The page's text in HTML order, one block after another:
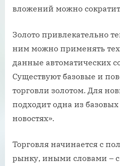
вложений можно
Золото привлекательно
ним можно применять
данные автоматических
Существуют базовые и
торговли золотом. Для
подходит одна из базовых
новостях».
Торговля начинается с
рынку, иными словами –